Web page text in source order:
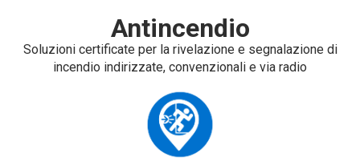
Antincendio
Soluzioni certificate per la rivelazione e segnalazione di
incendio indirizzate, convenzionali e via radio